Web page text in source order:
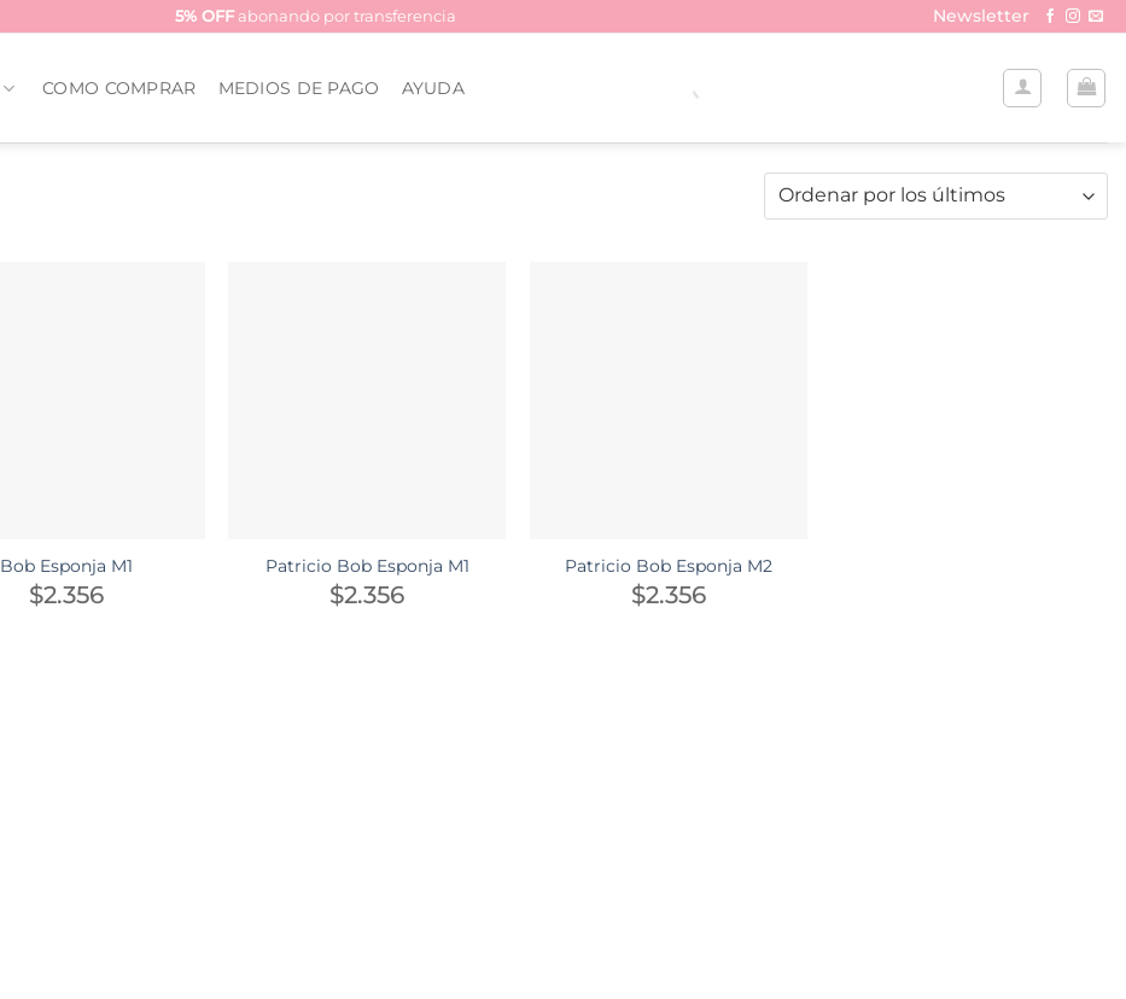
5% OFFabonando por transferencia Newsletter
COMO COMPRAR MEDIOS DE PAGO AYUDA
Bob Esponja M1
$2.356
Patricio Bob Esponja M1
$2.356
Patricio Bob Esponja M2
$2.356